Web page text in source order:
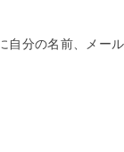
分の名前、メー